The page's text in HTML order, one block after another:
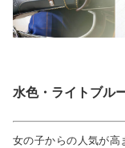
水色・ライトブル
女の子からの人気が高